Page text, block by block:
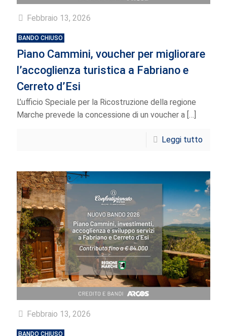
Febbraio 13, 2026
BANDO CHIUSO
Piano Cammini, voucher per migliorare
l’accoglienza turistica a Fabriano e
Cerreto d’Esi
L’ufficio Speciale per la Ricostruzione della regione
Marche prevede la concessione di un voucher a […]
Leggi tutto
Febbraio 13, 2026
BANDO CHIUSO